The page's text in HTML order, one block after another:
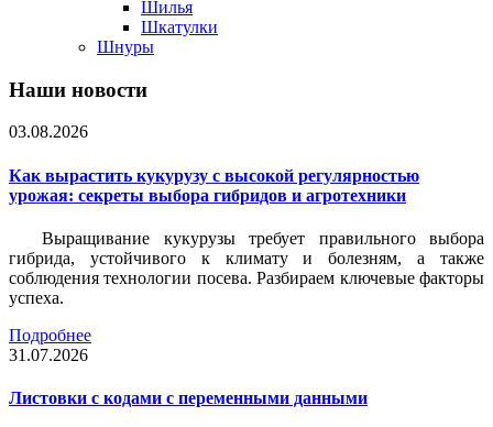
Шилья
Шкатулки
Шнуры
Наши новости
03.08.2026
Как вырастить кукурузу с высокой регулярностью
урожая: секреты выбора гибридов и агротехники
Выращивание кукурузы требует правильного выбора
гибрида, устойчивого к климату и болезням, а также
соблюдения технологии посева. Разбираем ключевые факторы
успеха.
Подробнее
31.07.2026
Листовки c кодами с переменными данными